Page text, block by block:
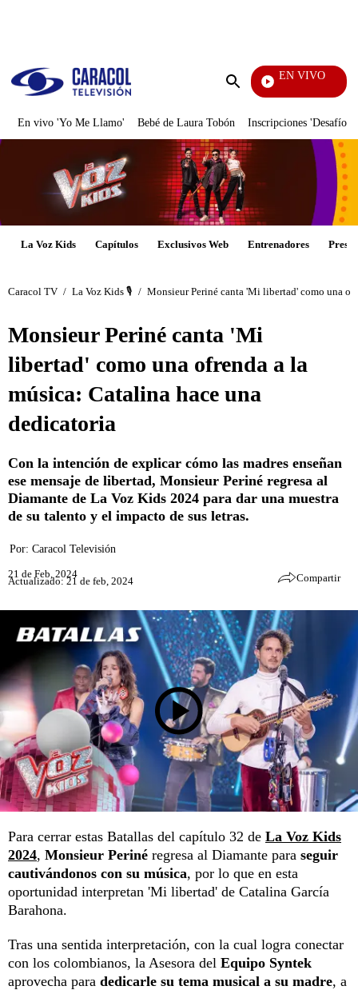
Enviar
EN VIVO
Noticias Caracol
En vivo 'Yo Me Llamo' Bebé de Laura Tobón Inscripciones 'Desafío'
La Voz Kids Capítulos Exclusivos Web Entrenadores
Caracol TV / La Voz Kids 🎙️ / Monsieur Periné canta 'Mi libertad' como una
Monsieur Periné canta 'Mi
libertad' como una ofrenda a la
música: Catalina hace una
dedicatoria
Con la intención de explicar cómo las madres enseñan
ese mensaje de libertad, Monsieur Periné regresa al
Diamante de La Voz Kids 2024 para dar una muestra
de su talento y el impacto de sus letras.
Por: Caracol Televisión
21 de Feb, 2024
Actualizado: 21 de feb, 2024 Compartir
Para cerrar estas Batallas del capítulo 32 de La Voz Kids
2024, Monsieur Periné regresa al Diamante para seguir
cautivándonos con su música, por lo que en esta
oportunidad interpretan 'Mi libertad' de Catalina García
Barahona.
Tras una sentida interpretación, con la cual logra conectar
con los colombianos, la Asesora del Equipo Syntek
aprovecha para dedicarle su tema musical a su madre, a